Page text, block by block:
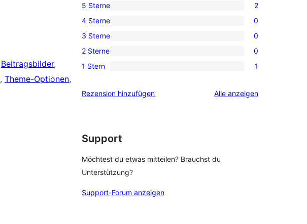
Beitragsbilder
, Theme-Optionen
2 5-
Sterne-
Rezensionen
5 Sterne 2
0 4-
Sterne-
Rezensionen
4 Sterne 0
0 3-
Sterne-
Rezensionen
3 Sterne 0
0 2-
Sterne-
2 Sterne 0
1 1-
Rezension
1 Stern 1
Rezension hinzufügen Alle Rezensionen
anzeigen
Support
Möchtest du etwas mitteilen? Brauchst du
Unterstützung?
Support-Forum anzeigen